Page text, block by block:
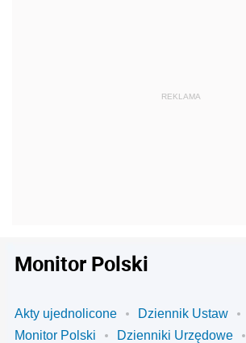
Monitor Polski
Akty ujednolicone
Dziennik Ustaw
Monitor Polski
Dzienniki Urzędowe